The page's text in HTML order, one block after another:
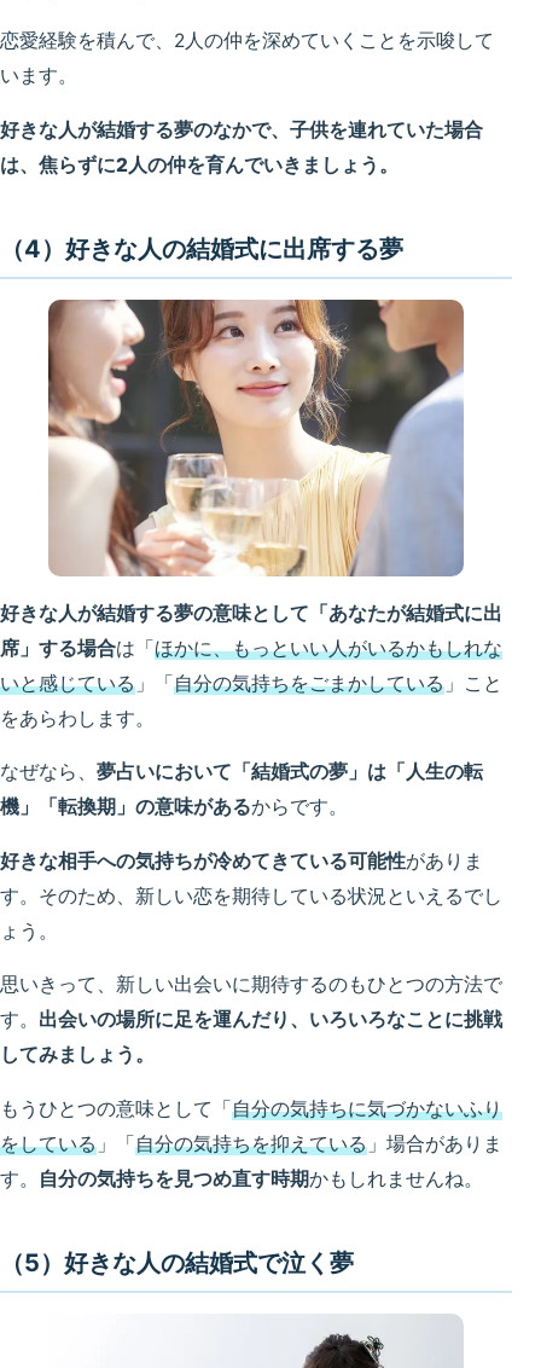
恋愛経験を積んで、2人の仲を深めていくことを示唆して
います。
好きな人が結婚する夢のなかで、子供を連れていた場合
は、焦らずに2人の仲を育んでいきましょう。
（4）好きな人の結婚式に出席する夢
好きな人が結婚する夢の意味として「あなたが結婚式に出
席」する場合は「ほかに、もっといい人がいるかもしれな
いと感じている 」「自分の気持ちをごまかしている 」こと
をあらわします。
なぜなら、 夢占いにおいて「結婚式の夢」は「人生の転
機」「転換期」の意味があるからです。
好きな相手への気持ちが冷めてきている可能性がありま
す。そのため、新しい恋を期待している状況といえるでし
ょう。
思いきって、新しい出会いに期待するのもひとつの方法で
す。 出会いの場所に足を運んだり、いろいろなことに挑戦
してみましょう。
もうひとつの意味として「自分の気持ちに気づかないふり
をしている 」「自分の気持ちを抑えている 」場合がありま
す。
自分の気持ちを見つめ直す時期かもしれませんね。
（5）好きな人の結婚式で泣く夢